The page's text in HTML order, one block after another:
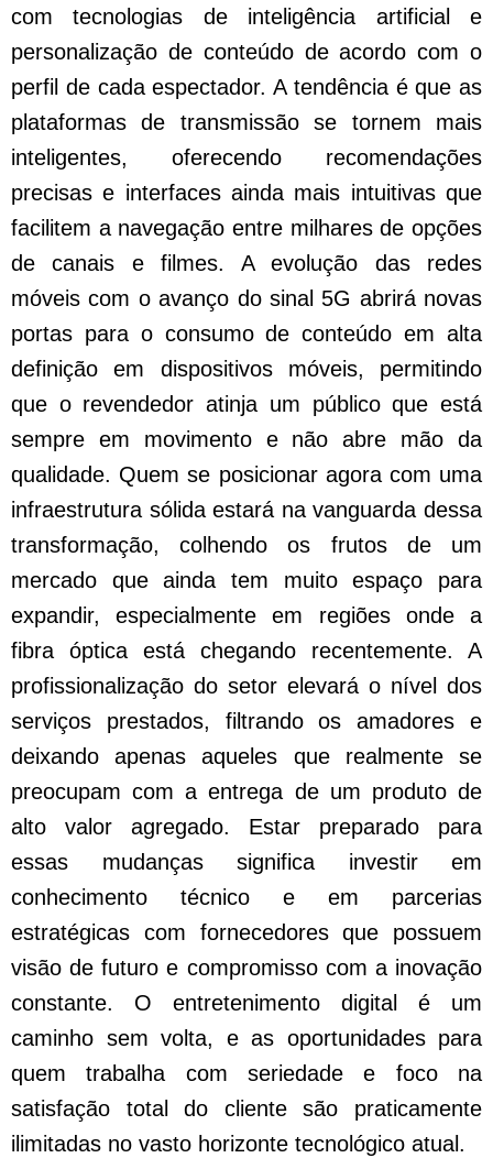
com tecnologias de inteligência artificial e
personalização de conteúdo de acordo com o
perfil de cada espectador. A tendência é que as
plataformas de transmissão se tornem mais
inteligentes, oferecendo recomendações
precisas e interfaces ainda mais intuitivas que
facilitem a navegação entre milhares de opções
de canais e filmes. A evolução das redes
móveis com o avanço do sinal 5G abrirá novas
portas para o consumo de conteúdo em alta
definição em dispositivos móveis, permitindo
que o revendedor atinja um público que está
sempre em movimento e não abre mão da
qualidade. Quem se posicionar agora com uma
infraestrutura sólida estará na vanguarda dessa
transformação, colhendo os frutos de um
mercado que ainda tem muito espaço para
expandir, especialmente em regiões onde a
fibra óptica está chegando recentemente. A
profissionalização do setor elevará o nível dos
serviços prestados, filtrando os amadores e
deixando apenas aqueles que realmente se
preocupam com a entrega de um produto de
alto valor agregado. Estar preparado para
essas mudanças significa investir em
conhecimento técnico e em parcerias
estratégicas com fornecedores que possuem
visão de futuro e compromisso com a inovação
constante. O entretenimento digital é um
caminho sem volta, e as oportunidades para
quem trabalha com seriedade e foco na
satisfação total do cliente são praticamente
ilimitadas no vasto horizonte tecnológico atual.